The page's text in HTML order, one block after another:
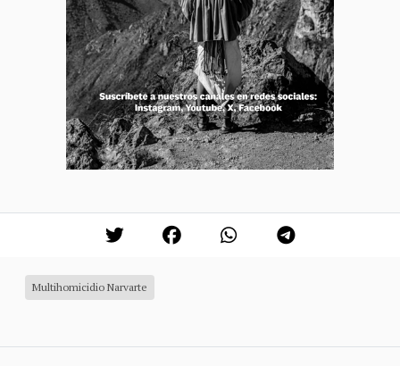
Multihomicidio Narvarte